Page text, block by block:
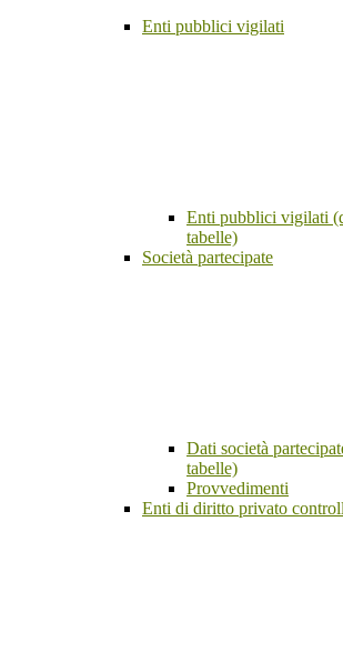
Enti pubblici vigilati
Enti pubblici vigilati
tabelle)
Società partecipate
Dati società
tabelle)
Provvedimenti
Enti di diritto privato